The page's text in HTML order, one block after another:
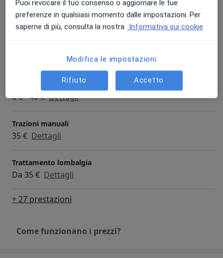
Fisioterapia
Da 50 € Dettagli
Dettagli
Visita di controllo
0 € - 40 € Dettagli
Trazioni manuali
35 € Dettagli
Trattamento lombalgia
Da 35 € Dettagli
+ 27 prestazioni
Come funzionano i prezzi?
Puoi revocare il tuo consenso o aggiornare le tue
preferenze in qualsiasi momento dalle impostazioni. Per
saperne di più, consulta la nostra Informativa sui cookie
Modifica le impostazioni
Rifiuto Accetto